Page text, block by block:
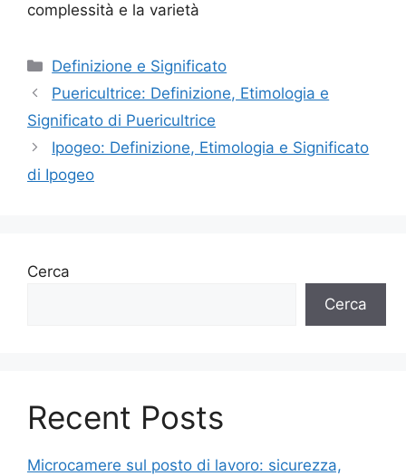
complessità e la varietà
Categorie
Definizione e Significato
Puericultrice: Definizione, Etimologia e
Significato di Puericultrice
Ipogeo: Definizione, Etimologia e Significato
di Ipogeo
Cerca
Cerca
Recent Posts
Microcamere sul posto di lavoro: sicurezza,